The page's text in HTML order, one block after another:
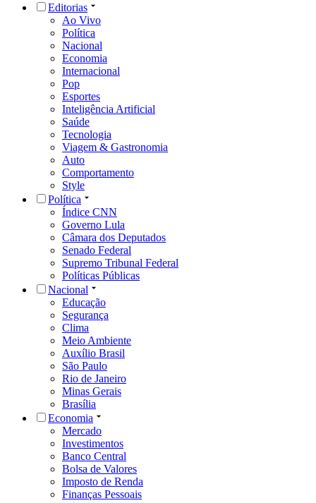
Editorias
Ao Vivo
Política
Nacional
Economia
Internacional
Pop
Esportes
Inteligência Artificial
Saúde
Tecnologia
Viagem & Gastronomia
Auto
Comportamento
Style
Política
Índice CNN
Governo Lula
Câmara dos Deputados
Senado Federal
Supremo Tribunal Federal
Políticas Públicas
Nacional
Educação
Segurança
Clima
Meio Ambiente
Auxílio Brasil
São Paulo
Rio de Janeiro
Minas Gerais
Brasília
Economia
Mercado
Investimentos
Banco Central
Bolsa de Valores
Imposto de Renda
Finanças Pessoais